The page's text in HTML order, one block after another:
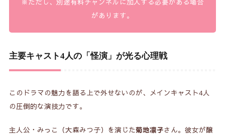
※ただし、別途有料チャンネルに加入する必要がある場合
があります。
主要キャスト4人の「怪演」が光る心理戦
このドラマの魅力を語る上で外せないのが、メインキャスト4人
の圧倒的な演技力です。
主人公・みっこ（大森みつ子）を演じた菊地凛子さん。彼女が醸